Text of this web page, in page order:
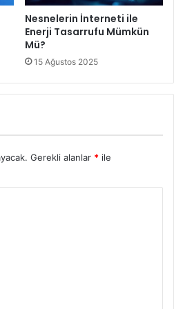
Nesnelerin İnterneti ile
Enerji Tasarrufu Mümkün
Mü?
15 Ağustos 2025
Gerekli alanlar * ile